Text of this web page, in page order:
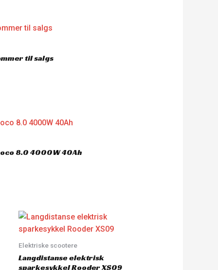
til salgs
8.0 4000W 40Ah
Elektriske scootere
Langdistanse elektrisk
sparkesykkel Rooder XS09